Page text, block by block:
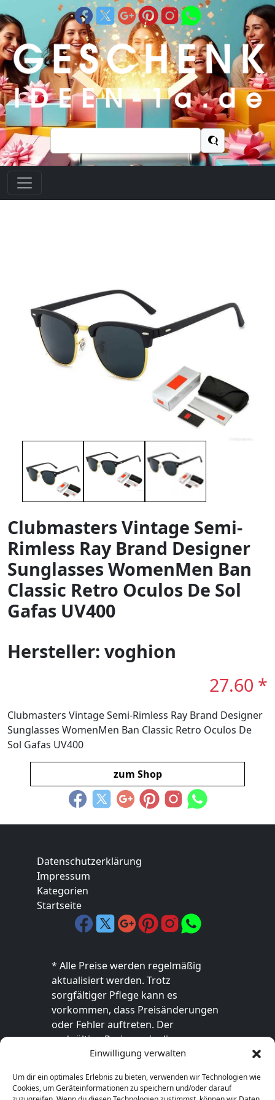
Einwilligung verwalten
Um dir ein optimales Erlebnis zu bieten, verwenden wir Technologien wie
Cookies, um Geräteinformationen zu speichern und/oder darauf
Suchen
nach:
Clubmasters Vintage Semi-
Rimless Ray Brand Designer
Sunglasses WomenMen Ban
Classic Retro Oculos De Sol
Gafas UV400
Hersteller: voghion
27.60 *
Clubmasters Vintage Semi-Rimless Ray Brand Designer
Sunglasses WomenMen Ban Classic Retro Oculos De
Sol Gafas UV400
zum Shop
Datenschutzerklärung
Impressum
Kategorien
Startseite
* Alle Preise werden regelmäßig
aktualisiert werden. Trotz
sorgfältiger Pflege kann es
vorkommen, dass Preisänderungen
oder Fehler auftreten. Der
endgültige Preis sowie die
Verfügbarkeit des Produkts sind
Shop des Anbieters verbindlich. Bitte